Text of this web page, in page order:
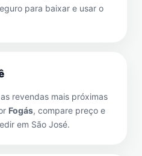
para baixar e usar o
revendas mais próximas
Fogás, compare preço e
em São José.